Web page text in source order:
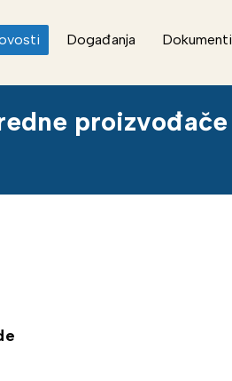
Događanja Dokumenti
proizvođače